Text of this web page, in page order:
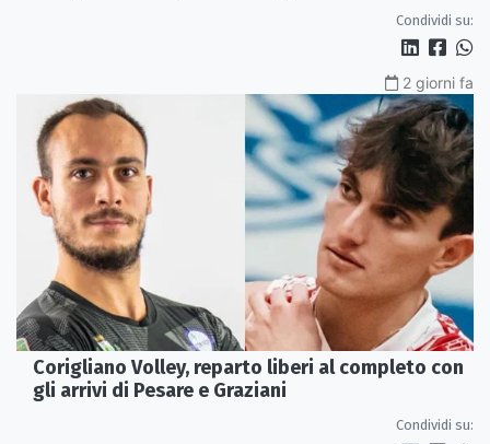
Condividi su:
2 giorni fa
Corigliano Volley, reparto liberi al completo con
gli arrivi di Pesare e Graziani
Condividi su: